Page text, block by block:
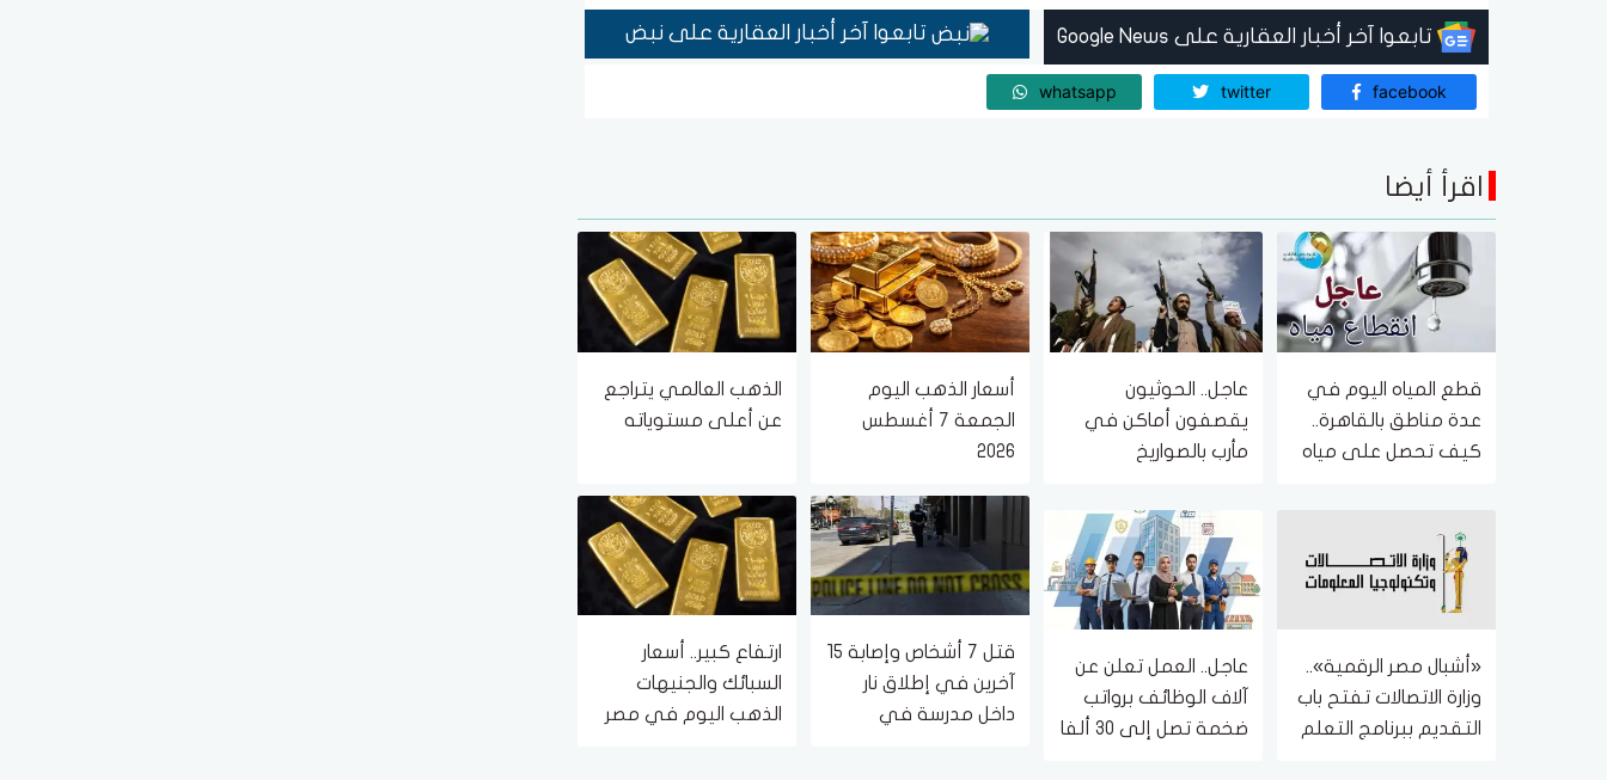
تابعوا آخر أخبار العقارية على Google News تابعوا آخر أخبار العقارية على نبض
facebook
twitter
whatsapp
اقرأ أيضا
قطع المياه اليوم في
عدة مناطق بالقاهرة..
كيف تحصل على مياه
عاجل.. الحوثيون
يقصفون أماكن في
مأرب بالصواريخ
أسعار الذهب اليوم
الجمعة 7 أغسطس
2026
الذهب العالمي يتراجع
عن أعلى مستوياته
«أشبال مصر الرقمية»..
وزارة الاتصالات تفتح باب
التقديم ببرنامج التعلم
عاجل.. العمل تعلن عن
آلاف الوظائف برواتب
ضخمة تصل إلى 30 ألفا
قتل 7 أشخاص وإصابة 15
آخرين في إطلاق نار
داخل مدرسة في
ارتفاع كبير.. أسعار
السبائك والجنيهات
الذهب اليوم في مصر